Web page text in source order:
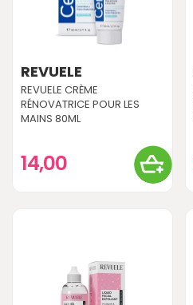
REVUELE
REVUELE CRÈME
RÉNOVATRICE POUR LES
MAINS 80ML
14,00